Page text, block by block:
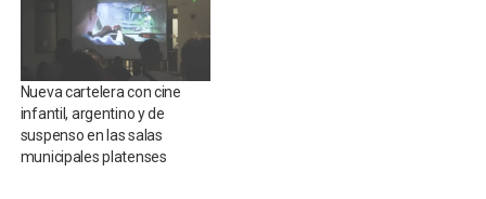
Nueva cartelera con cine
infantil, argentino y de
suspenso en las salas
municipales platenses